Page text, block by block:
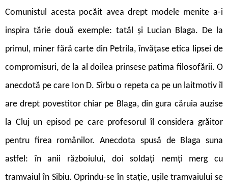
Comunistul acesta pocăit avea drept modele menite a-i
inspira tărie două exemple: tatăl și Lucian Blaga. De la
primul, miner fără carte din Petrila, învățase etica lipsei de
compromisuri, de la al doilea prinsese patima filosofării. O
anecdotă pe care Ion D. Sîrbu o repeta ca pe un laitmotiv îl
are drept povestitor chiar pe Blaga, din gura căruia auzise
la Cluj un episod pe care profesorul îl considera grăitor
pentru firea românilor. Anecdota spusă de Blaga suna
astfel: în anii războiului, doi soldați nemți merg cu
tramvaiul în Sibiu. Oprindu-se în stație, ușile tramvaiului se